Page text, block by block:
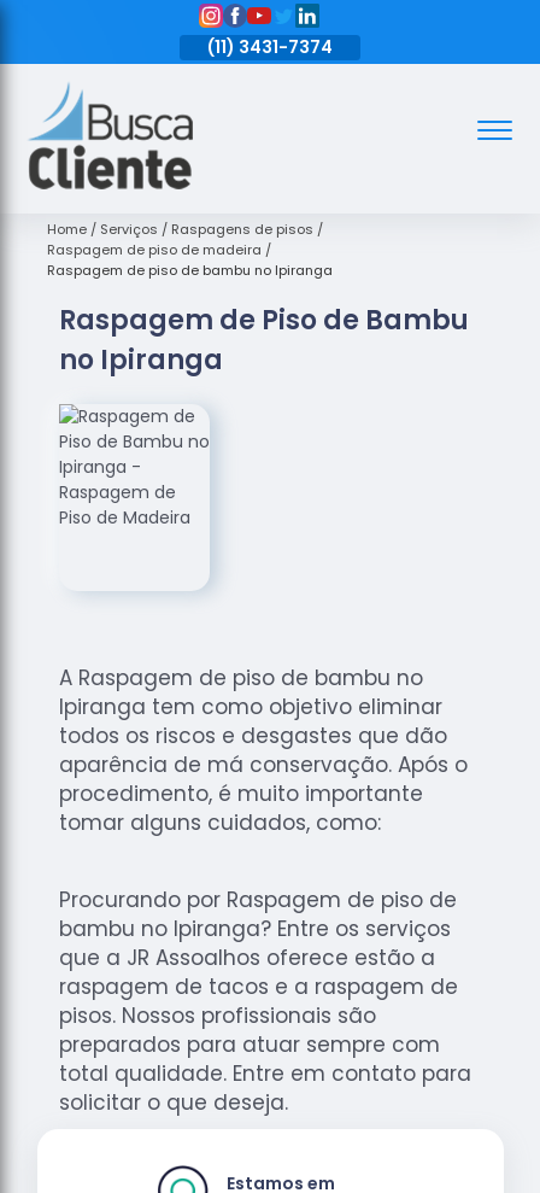
(11) 3431-7374
Assoalhos
de Madeira
Decks de
Empresas
de
de Madeira
Loja de
Assoalhos
Raspagem
Raspagem
de Tacos
de
Madeiras
Raspagens
de Pisos
Madeiras
Home Serviços
Raspagens de pisos
Raspagem de piso de madeira
Raspagem de piso de bambu no Ipiranga
Raspagem de Piso de Bambu
no Ipiranga
A Raspagem de piso de bambu no
Ipiranga tem como objetivo eliminar
todos os riscos e desgastes que dão
aparência de má conservação. Após o
procedimento, é muito importante
tomar alguns cuidados, como:
Procurando por Raspagem de piso de
bambu no Ipiranga? Entre os serviços
que a JR Assoalhos oferece estão a
raspagem de tacos e a raspagem de
pisos. Nossos profissionais são
preparados para atuar sempre com
total qualidade. Entre em contato para
solicitar o que deseja.
Estamos em